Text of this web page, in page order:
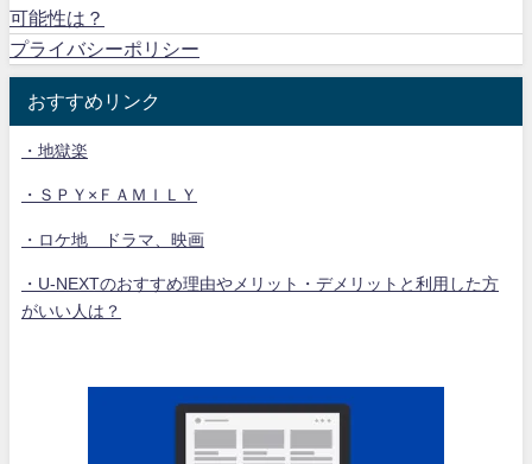
可能性は？
プライバシーポリシー
おすすめリンク
・地獄楽
・ＳＰＹ×ＦＡＭＩＬＹ
・ロケ地 ドラマ、映画
・U-NEXTのおすすめ理由やメリット・デメリットと利用した方
がいい人は？